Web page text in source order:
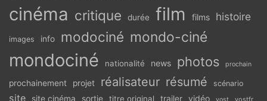
cinéma critique durée film films histoire
images info modociné mondo-ciné
mondociné nationalité news photos prochain
prochainement projet réalisateur résumé scénario
site site cinéma sortie titre original trailer vidéo vostfr